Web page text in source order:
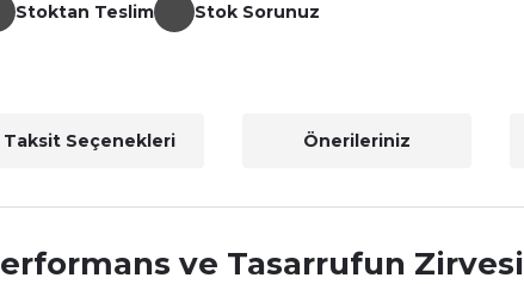
Stoktan Teslim Stok Sorunuz
Taksit Seçenekleri Önerileriniz
ve Tasarrufun Zirvesi